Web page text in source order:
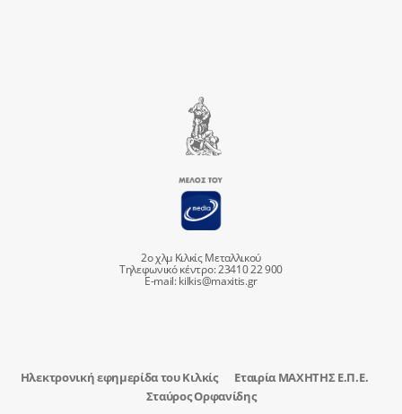
2ο χλμ Κιλκίς Μεταλλικού
Τηλεφωνικό κέντρο: 23410 22 900
E-mail:kilkis@maxitis.gr
Ηλεκτρονική εφημερίδα του Κιλκίς
Εταιρία ΜΑΧΗΤΗΣ Ε.Π.Ε.
Σταύρος Ορφανίδης